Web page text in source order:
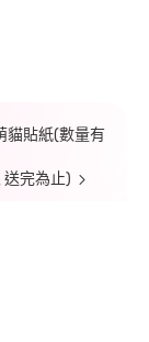
貓貼紙(數量有
完為止)